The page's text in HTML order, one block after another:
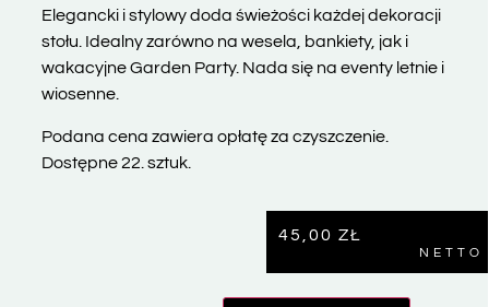
Elegancki i stylowy doda świeżości każdej dekoracji
stołu. Idealny zarówno na wesela, bankiety, jak i
wakacyjne Garden Party. Nada się na eventy letnie i
wiosenne.
Podana cena zawiera opłatę za czyszczenie.
Dostępne 22. sztuk.
45,00 ZŁ
NETTO